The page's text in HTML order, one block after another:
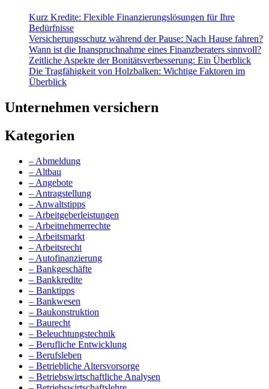
Kurz Kredite: Flexible Finanzierungslösungen für Ihre
Bedürfnisse
Versicherungsschutz während der Pause: Nach Hause fahren?
Wann ist die Inanspruchnahme eines Finanzberaters sinnvoll?
Zeitliche Aspekte der Bonitätsverbesserung: Ein Überblick
Die Tragfähigkeit von Holzbalken: Wichtige Faktoren im
Überblick
Unternehmen versichern
Kategorien
– Abmeldung
– Altbau
– Angebote
– Antragstellung
– Anwaltstipps
– Arbeitgeberleistungen
– Arbeitnehmerrechte
– Arbeitsmarkt
– Arbeitsrecht
– Autofinanzierung
– Bankgeschäfte
– Bankkredite
– Banktipps
– Bankwesen
– Baukonstruktion
– Baurecht
– Beleuchtungstechnik
– Berufliche Entwicklung
– Berufsleben
– Betriebliche Altersvorsorge
– Betriebswirtschaftliche Analysen